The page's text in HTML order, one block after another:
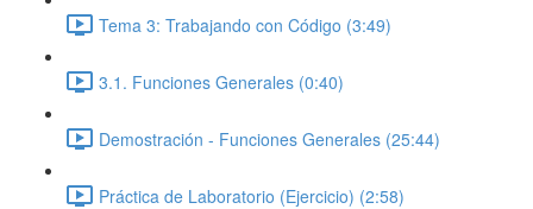
Tema 3: Trabajando con Código (3:49)
3.1. Funciones Generales (0:40)
Demostración - Funciones Generales (25:44)
Práctica de Laboratorio (Ejercicio) (2:58)